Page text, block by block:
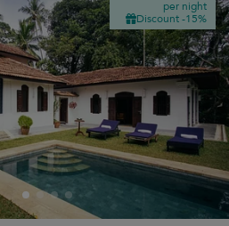
per night
Discount -15%